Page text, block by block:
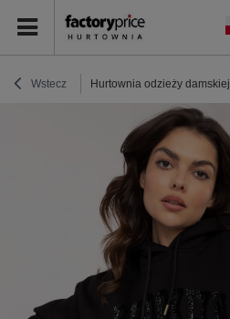
Wstecz Hurtownia odzieży damskiej